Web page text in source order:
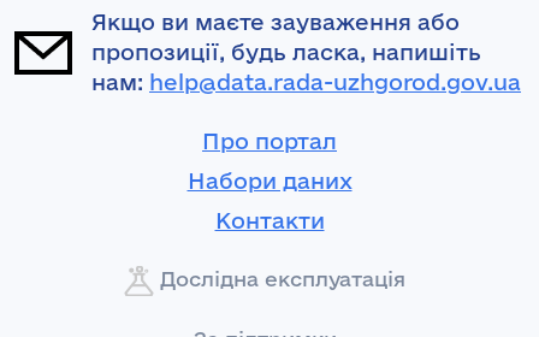
Якщо ви маєте зауваження або
пропозиції, будь ласка, напишіть
нам: help@data.rada-uzhgorod.gov.ua
Про портал
Набори даних
Контакти
Дослідна експлуатація